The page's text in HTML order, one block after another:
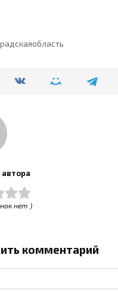
нет )
комментарий